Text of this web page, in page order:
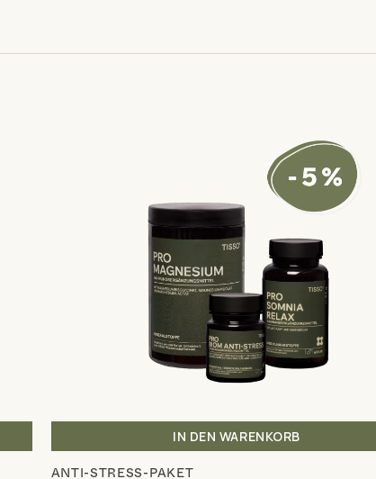
IN DEN WARENKORB
ANTI-STRESS-PAKET